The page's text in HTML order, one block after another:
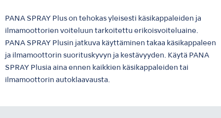
PANA SPRAY Plus on tehokas yleisesti käsikappaleiden ja
ilmamoottorien voiteluun tarkoitettu erikoisvoiteluaine.
PANA SPRAY Plusin jatkuva käyttäminen takaa käsikappaleen
ja ilmamoottorin suorituskyvyn ja kestävyyden. Käytä PANA
SPRAY Plusia aina ennen kaikkien käsikappaleiden tai
ilmamoottorin autoklaavausta.